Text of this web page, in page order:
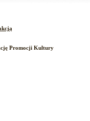
Promocji Kultury